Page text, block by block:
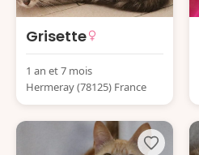
Grisette
1 an et 7 mois
Hermeray (78125) France